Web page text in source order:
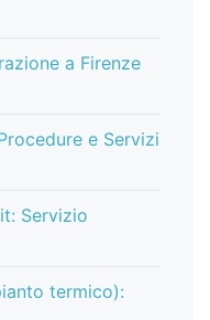
a Firenze
e Servizi
Servizio
termico):